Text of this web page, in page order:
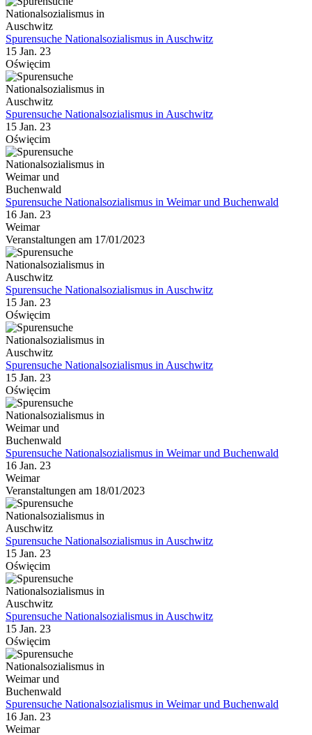
Spurensuche Nationalsozialismus in Auschwitz
15 Jan. 23
Oświęcim
Spurensuche Nationalsozialismus in Auschwitz
15 Jan. 23
Oświęcim
Spurensuche Nationalsozialismus in Weimar und Buchenwald
16 Jan. 23
Weimar
Veranstaltungen am 17/01/2023
Spurensuche Nationalsozialismus in Auschwitz
15 Jan. 23
Oświęcim
Spurensuche Nationalsozialismus in Auschwitz
15 Jan. 23
Oświęcim
Spurensuche Nationalsozialismus in Weimar und Buchenwald
16 Jan. 23
Weimar
Veranstaltungen am 18/01/2023
Spurensuche Nationalsozialismus in Auschwitz
15 Jan. 23
Oświęcim
Spurensuche Nationalsozialismus in Auschwitz
15 Jan. 23
Oświęcim
Spurensuche Nationalsozialismus in Weimar und Buchenwald
16 Jan. 23
Weimar